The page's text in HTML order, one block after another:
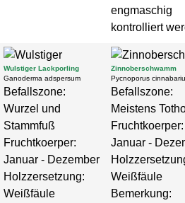
engmaschig
kontrolliert
Wulstiger Lackporling
Ganoderma adspersum
Befallszone:
Wurzel und
Stammfuß
Fruchtkoerper:
Januar - Dezember
Holzzersetzung:
Weißfäule
Zinnoberschwamm
Pycnoporus
Befallszone:
Meistens
Fruchtkoerper:
Januar -
Weißfäule
Bemerkung: